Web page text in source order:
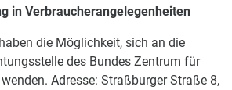
in Verbraucherangelegenheiten
die Möglichkeit, sich an die
des Bundes Zentrum für
Adresse: Straßburger Straße 8,